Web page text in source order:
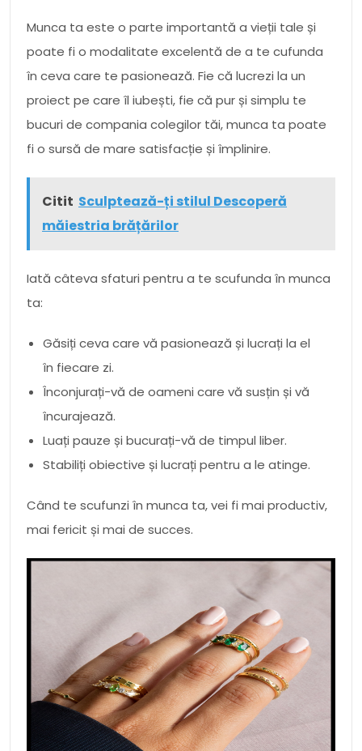
Munca ta este o parte importantă a vieții tale și
poate fi o modalitate excelentă de a te cufunda
în ceva care te pasionează. Fie că lucrezi la un
proiect pe care îl iubești, fie că pur și simplu te
bucuri de compania colegilor tăi, munca ta poate
fi o sursă de mare satisfacție și împlinire.
Citit Sculptează-ți stilul Descoperă
măiestria brățărilor
Iată câteva sfaturi pentru a te scufunda în munca
ta:
Găsiți ceva care vă pasionează și lucrați la el
în fiecare zi.
Înconjurați-vă de oameni care vă susțin și vă
încurajează.
Luați pauze și bucurați-vă de timpul liber.
Stabiliți obiective și lucrați pentru a le atinge.
Când te scufunzi în munca ta, vei fi mai productiv,
mai fericit și mai de succes.